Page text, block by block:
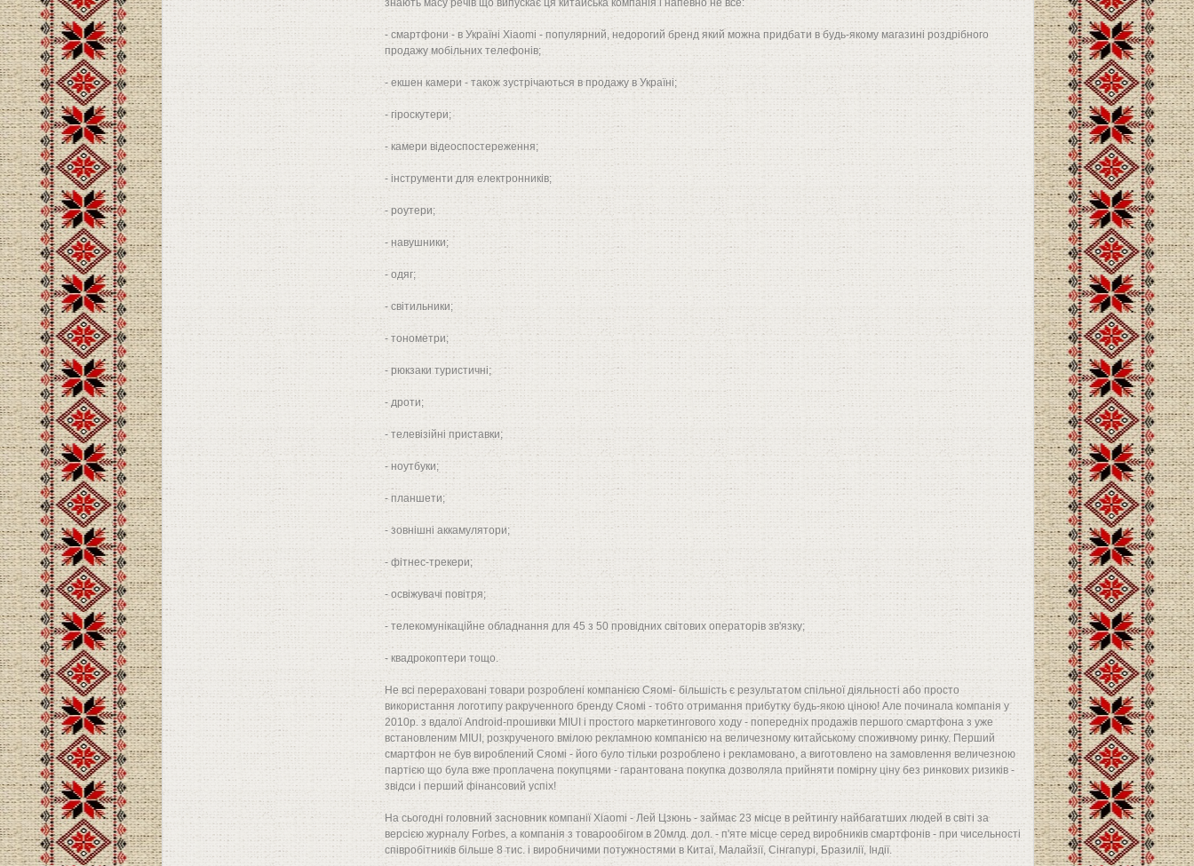
знають масу речів що випускає ця китайська компанія і напевно не все:
- смартфони - в Україні Xiaomi - популярний, недорогий бренд який можна придбати в будь-якому магазині роздрібного
продажу мобільних телефонів;
- екшен камери - також зустрічаються в продажу в Україні;
- гіроскутери;
- камери відеоспостереження;
- інструменти для електронників;
- роутери;
- навушники;
- одяг;
- світильники;
- тонометри;
- рюкзаки туристичні;
- дроти;
- телевізійні приставки;
- ноутбуки;
- планшети;
- зовнішні аккамулятори;
- фітнес-трекери;
- освіжувачі повітря;
- телекомунікаційне обладнання для 45 з 50 провідних світових операторів зв'язку;
- квадрокоптери тощо.
Не всі перераховані товари розроблені компанією Сяомі- більшість є результатом спільної діяльності або просто
використання логотипу ракрученного бренду Сяомі - тобто отримання прибутку будь-якою ціною! Але починала компанія у
2010р. з вдалої Android-прошивки MIUI і простого маркетингового ходу - попередніх продажів першого смартфона з уже
встановленим MIUI, розкрученого вмілою рекламною компанією на величезному китайському споживчому ринку. Перший
смартфон не був вироблений Сяомі - його було тільки розроблено і рекламовано, а виготовлено на замовлення величезною
партією що була вже проплачена покупцями - гарантована покупка дозволяла прийняти помірну ціну без ринкових ризиків -
звідси і перший фінансовий успіх!
На сьогодні головний засновник компанії Xiaomi - Лей Цзюнь - займає 23 місце в рейтингу найбагатших людей в світі за
версією журналу Forbes, а компанія з товарообігом в 20млд. дол. - п'яте місце серед виробників смартфонів - при чисельності
співробітників більше 8 тис. і виробничими потужностями в Китаї, Малайзії, Сінгапурі, Бразилії, Індії.